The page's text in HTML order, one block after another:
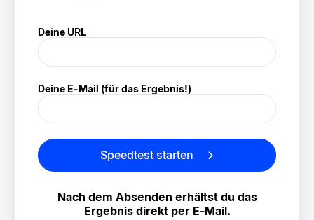
(/speedtest)
Deine URL
Deine E-Mail (für das Ergebnis!)
Speedtest starten
Nach dem Absenden erhältst du das
Ergebnis direkt per E-Mail.